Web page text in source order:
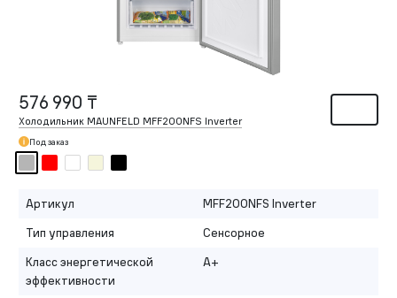
576 990 ₸
Холодильник MAUNFELD MFF200NFS Inverter
Под заказ
Артикул
MFF200NFS Inverter
Тип управления
Сенсорное
Класс энергетической
эффективности
A+